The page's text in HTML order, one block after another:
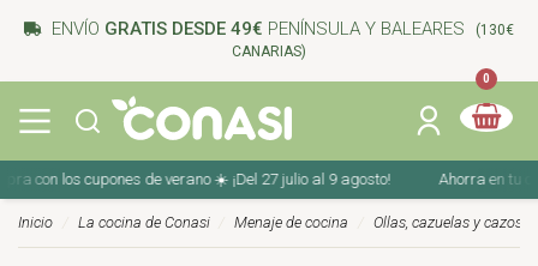
ENVÍO GRATIS DESDE 49€ PENÍNSULA Y BALEARES
(130€
CANARIAS)
0
con los cupones de verano ☀️ ¡Del 27 julio al 9 agosto! Ahorra en tu
Inicio La cocina de Conasi Menaje de cocina Ollas, cazuelas y cazos